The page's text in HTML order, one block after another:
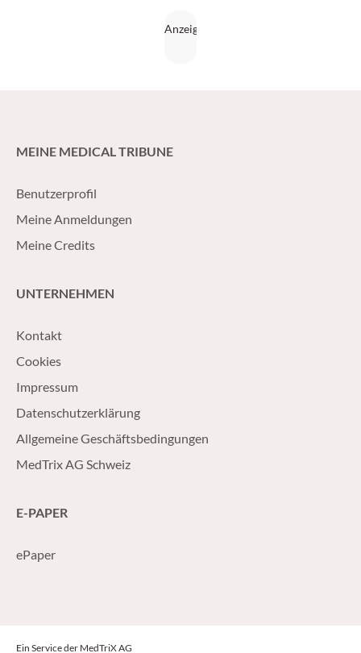
MEINE MEDICAL TRIBUNE
Benutzerprofil
Meine Anmeldungen
Meine Credits
UNTERNEHMEN
Kontakt
Cookies
Impressum
Datenschutzerklärung
Allgemeine Geschäftsbedingungen
MedTrix AG Schweiz
E-PAPER
ePaper
Ein Service der MedTriX AG